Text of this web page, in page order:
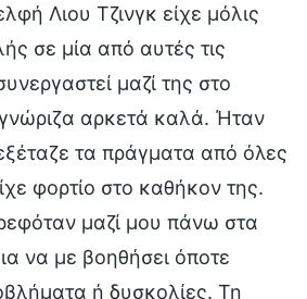
Λιου Τζινγκ είχε μόλις
σε μία από αυτές τις
μαζί της στο
αρκετά καλά. Ήταν
τα πράγματα από όλες
φορτίο στο καθήκον της.
μαζί μου πάνω στα
να με βοηθήσει όποτε
ή δυσκολίες. Τη